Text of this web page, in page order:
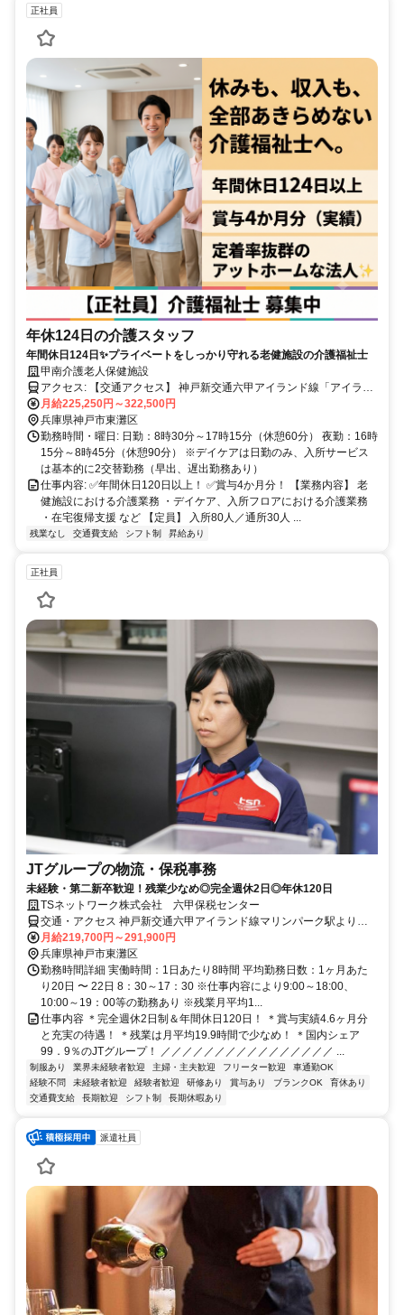
正社員
年休124日の介護スタッフ
年間休日124日✨プライベートをしっかり守れる老健施設の介護福祉士
甲南介護老人保健施設
アクセス: 【交通アクセス】 神戸新交通六甲アイランド線「アイラン
ドセンター駅」より徒歩4分 （主要駅からのアクセス） JR「住吉
駅」から六甲ライナー乗車で約9分 阪神「魚崎駅」から六甲ライナー
乗車で約6分 ※「三ノ宮駅」や「大阪駅」からも30〜40分圏内で、毎
日の通勤もラクラクです！
月給225,250円～322,500円
兵庫県神戸市東灘区
勤務時間・曜日: 日勤：8時30分～17時15分（休憩60分） 夜勤：16時
15分～8時45分（休憩90分） ※デイケアは日勤のみ、入所サービス
は基本的に2交替勤務（早出、遅出勤務あり）
仕事内容: ✅年間休日120日以上！ ✅賞与4か月分！ 【業務内容】 老
健施設における介護業務 ・デイケア、入所フロアにおける介護業務
・在宅復帰支援 など 【定員】 入所80人／通所30人 ...
残業なし 交通費支給 シフト制 昇給あり
正社員
JTグループの物流・保税事務
未経験・第二新卒歓迎！残業少なめ◎完全週休2日◎年休120日
TSネットワーク株式会社 六甲保税センター
交通・アクセス 神戸新交通六甲アイランド線マリンパーク駅より徒
歩19分
月給219,700円～291,900円
兵庫県神戸市東灘区
勤務時間詳細 実働時間：1日あたり8時間 平均勤務日数：1ヶ月あた
り20日 〜 22日 8：30～17：30 ※仕事内容により9:00～18:00、
10:00～19：00等の勤務あり ※残業月平均1...
仕事内容 ＊完全週休2日制＆年間休日120日！ ＊賞与実績4.6ヶ月分
と充実の待遇！ ＊残業は月平均19.9時間で少なめ！ ＊国内シェア
99．9％のJTグループ！ ／／／／／／／／／／／／／／／／ ...
制服あり 業界未経験者歓迎 主婦・主夫歓迎 フリーター歓迎
車通勤OK
経験不問
未経験者歓迎 経験者歓迎 研修あり 賞与あり ブランクOK
育休あり
交通費支給
長期歓迎 シフト制 長期休暇あり
派遣社員